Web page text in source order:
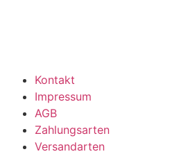
Kontakt
Impressum
AGB
Zahlungsarten
Versandarten